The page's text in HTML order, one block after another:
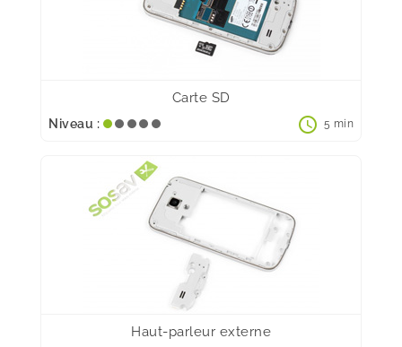
Carte SD
Niveau : schedule 5 min
Haut-parleur externe